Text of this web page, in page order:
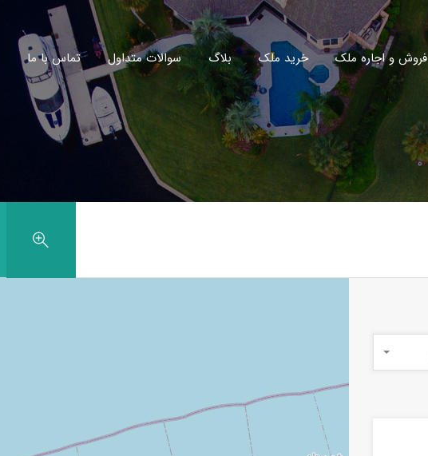
فروش و اجاره ملک خرید ملک بلاگ سوالات متداول تماس با ما